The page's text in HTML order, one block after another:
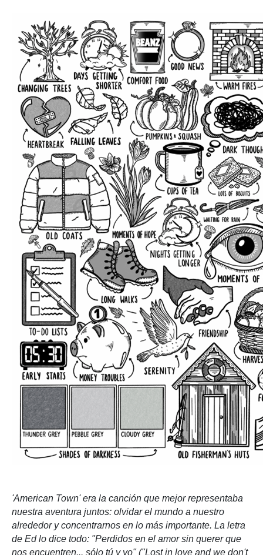
'American Town' era la canción que mejor representaba
nuestra aventura juntos: olvidar el mundo a nuestro
alrededor y concentrarnos en lo más importante. La letra
de Ed lo dice todo: "Perdidos en el amor sin querer que
nos encuentren... sólo tú y yo" ("Lost in love and we don't